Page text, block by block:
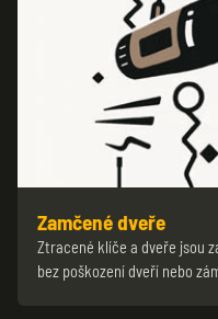
Zamčené dveře
Ztracené klíče a dveře jsou
bez poškození dveří nebo